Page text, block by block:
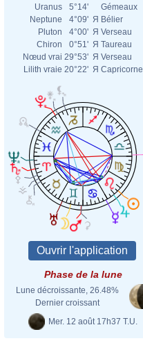
Uranus
5°14'
Gémeaux
Neptune
4°09' Я Bélier
Pluton
4°00' Я Verseau
Chiron
0°51' Я Taureau
Nœud vrai 29°53' Я Verseau
Lilith vraie 20°22' Я Capricorne
Phase de la lune
Lune décroissante, 26.48%
Dernier croissant
Mer. 12 août 17h37 T.U.